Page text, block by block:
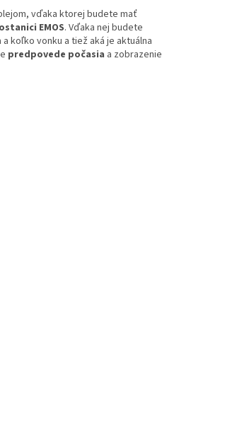
vďaka ktorej budete mať
EMOS. Vďaka nej budete
koľko vonku a tiež aká je aktuálna
predpovede počasia a zobrazenie